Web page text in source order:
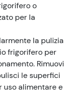
o
per la
la pulizia
frigorifero per
Rimuovi
le superfici
alimentare e